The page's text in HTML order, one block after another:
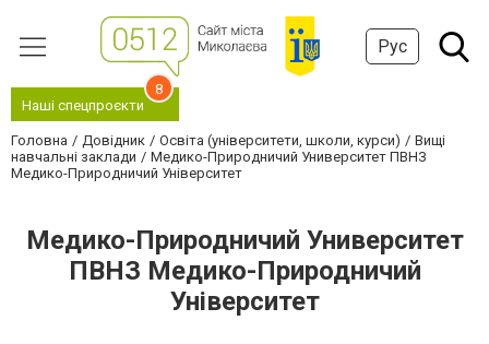
Рус
Наші спецпроєкти
8
Головна Довідник Освіта (університети, школи, курси)
Вищі
навчальні заклади
Медико-Природничий Университет ПВНЗ
Медико-Природничий Університет
Медико-Природничий Университет
ПВНЗ Медико-Природничий
Університет